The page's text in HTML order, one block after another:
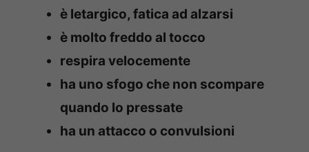
è letargico, fatica ad alzarsi
è molto freddo al tocco
respira velocemente
ha uno sfogo che non scompare
quando lo pressate
ha un attacco o convulsioni